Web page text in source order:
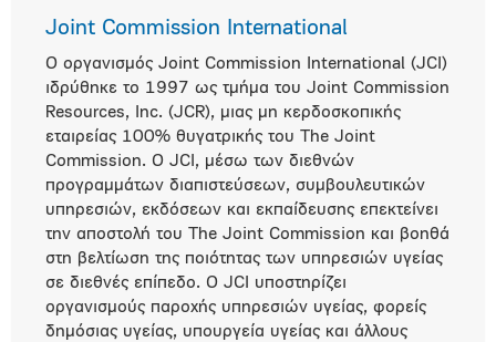
Joint Commission International
Ο οργανισμός Joint Commission International (JCI)
ιδρύθηκε το 1997 ως τμήμα του Joint Commission
Resources, Inc. (JCR), μιας μη κερδοσκοπικής
εταιρείας 100% θυγατρικής του The Joint
Commission. Ο JCI, μέσω των διεθνών
προγραμμάτων διαπιστεύσεων, συμβουλευτικών
υπηρεσιών, εκδόσεων και εκπαίδευσης επεκτείνει
την αποστολή του The Joint Commission και βοηθά
στη βελτίωση της ποιότητας των υπηρεσιών υγείας
σε διεθνές επίπεδο. Ο JCI υποστηρίζει
οργανισμούς παροχής υπηρεσιών υγείας, φορείς
δημόσιας υγείας, υπουργεία υγείας και άλλους